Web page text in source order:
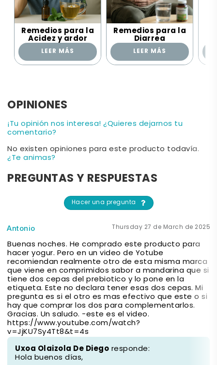
Remedios para la
Acidez y ardor
LEER MÁS
Remedios para la
Diarrea
LEER MÁS
OPINIONES
¡Tu opinión nos interesa! ¿Quieres dejarnos tu
comentario?
No existen opiniones para este producto todavía.
¿Te animas?
PREGUNTAS Y RESPUESTAS
Hacer una pregunta
Antonio Thursday 27 de March de 2025
Buenas noches. He comprado este producto para
hacer yogur. Pero en un video de Yotube
recomiendan realmente otro de esta misma marca
que viene en comprimidos sabor a mandarina que si
tiene dos cepas del prebiotico y lo pone en la
etiqueta. Este no declara tener esas dos cepas. Mi
pregunta es si el otro es mas efectivo que este o si
hay que comprar los dos para complementarlos.
Gracias. Un saludo. -este es el video.
https://www.youtube.com/watch?
v=JjKU7Sy4Tt8&t=4s
Uxoa Olaizola De Diego responde:
Hola buenos días,